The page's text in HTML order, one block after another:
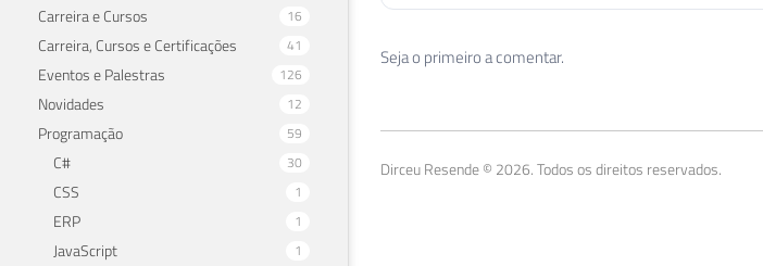
Carreira e Cursos 16
Carreira, Cursos e Certificações 41
Eventos e Palestras 126
Novidades 12
Programação 59
C# 30
CSS 1
ERP 1
JavaScript 1
Seja o primeiro a comentar.
Dirceu Resende © 2026. Todos os direitos reservados.